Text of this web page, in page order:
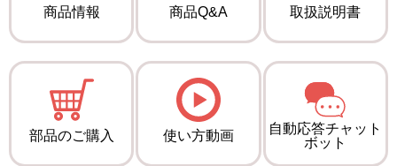
商品情報 商品Q&A 取扱説明書
部品のご購入 使い方動画
自動応答チャット
ボット